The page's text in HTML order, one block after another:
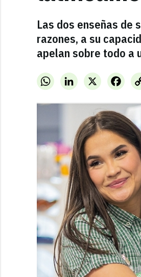
Las dos enseñas de
razones, a su
apelan sobre todo a
WhatsAppLinkedInX